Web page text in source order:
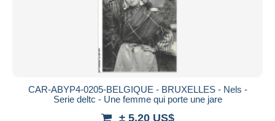
CAR-ABYP4-0205-BELGIQUE - BRUXELLES - Nels -
Serie deltc - Une femme qui porte une jare
± 5,20 US$